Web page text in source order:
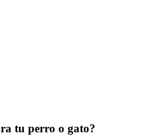
tu perro o gato?